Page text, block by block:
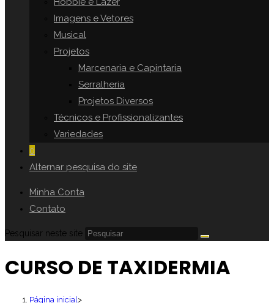
Imagens e Vetores
Musical
Projetos
Marcenaria e Capintaria
Serralheria
Projetos Diversos
Técnicos e Profissionalizantes
Variedades
0
Alternar pesquisa do site
Minha Conta
Contato
Pesquisar neste site
CURSO DE TAXIDERMIA
Página inicial >